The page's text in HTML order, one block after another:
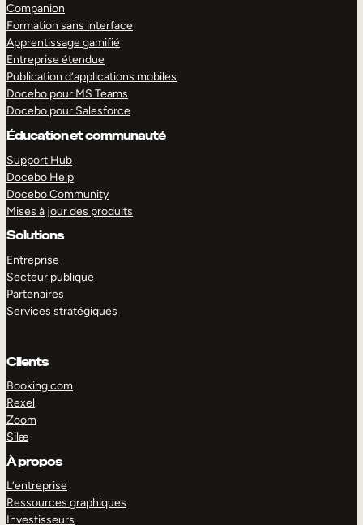
Companion
Formation sans interface
Apprentissage gamifié
Entreprise étendue
Publication d’applications mobiles
Docebo pour MS Teams
Docebo pour Salesforce
Éducation et communauté
Support Hub
Docebo Help
Docebo Community
Mises à jour des produits
Solutions
Entreprise
Secteur publique
Partenaires
Services stratégiques
Clients
Booking.com
Rexel
Zoom
Silæ
À propos
L’entreprise
Ressources graphiques
Investisseurs